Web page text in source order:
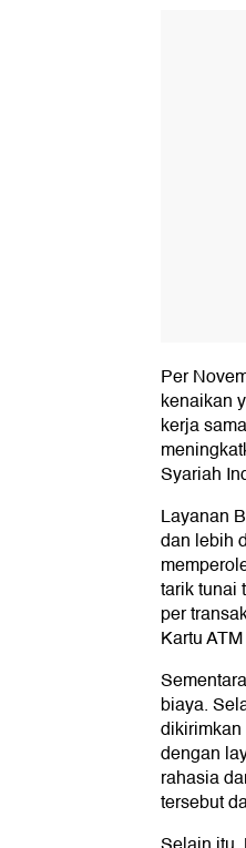
Per
kenaikan
kerja
Syariah
Layanan
dan lebih
tarik tunai
per
Kartu
biaya.
dengan
rahasia
tersebut